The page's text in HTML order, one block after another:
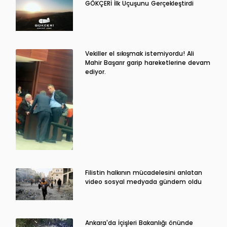
GÖKÇERİ İlk Uçuşunu Gerçekleştirdi
Vekiller el sıkışmak istemiyordu! Ali
Mahir Başarır garip hareketlerine devam
ediyor.
Filistin halkının mücadelesini anlatan
video sosyal medyada gündem oldu
Ankara'da İçişleri Bakanlığı önünde